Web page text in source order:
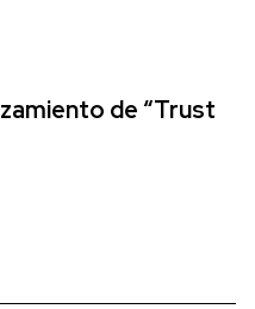
de “Trust